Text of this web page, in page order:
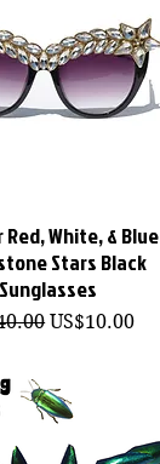
快速瀏覽
Red, White, & Blue
Stars Black
Sunglasses
格 促銷價格
US$10.00